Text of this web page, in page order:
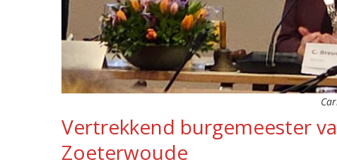
Vertrekkend burgemeester
Zoeterwoude